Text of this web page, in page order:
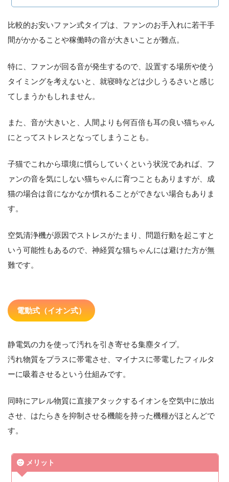
比較的お安いファン式タイプは、ファンのお手入れに若干手
間がかかることや稼働時の音が大きいことが難点。
特に、ファンが回る音が発生するので、設置する場所や使う
タイミングを考えないと、就寝時などは少しうるさいと感じ
てしまうかもしれません。
また、音が大きいと、人間よりも何百倍も耳の良い猫ちゃん
にとってストレスとなってしまうことも。
子猫でこれから環境に慣らしていくという状況であれば、フ
ァンの音を気にしない猫ちゃんに育つこともありますが、成
猫の場合は音になかなか慣れることができない場合もありま
す。
空気清浄機が原因でストレスがたまり、問題行動を起こすと
いう可能性もあるので、神経質な猫ちゃんには避けた方が無
難です。
電動式（イオン式）
静電気の力を使って汚れを引き寄せる集塵タイプ。
汚れ物質をプラスに帯電させ、マイナスに帯電したフィルタ
ーに吸着させるという仕組みです。
同時にアレル物質に直接アタックするイオンを空気中に放出
させ、はたらきを抑制させる機能を持った機種がほとんどで
す。
メリット